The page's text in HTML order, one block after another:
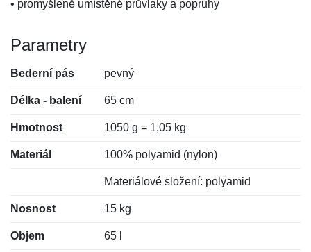
• promyšleně umístěné průvlaky a popruhy
Parametry
Bederní pás pevný
Délka - balení 65 cm
Hmotnost 1050 g = 1,05 kg
Materiál 100% polyamid (nylon)
Materiálové složení: polyamid
Nosnost 15 kg
Objem 65 l